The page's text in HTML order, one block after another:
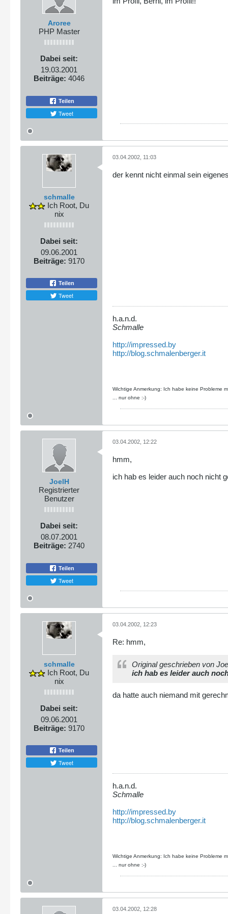
Aroree
PHP Master
Dabei seit:
19.03.2001
Beiträge: 4046
Teilen
Tweet
schmalle
Ich Root, Du
nix
Dabei seit:
09.06.2001
Beiträge: 9170
Teilen
Tweet
03.04.2002, 11:03
der kennt nicht einmal sein
h.a.n.d.
Schmalle
http://impressed.by
http://blog.schmalenberger.it
Wichtige Anmerkung: Ich habe keine Probleme
... nur ohne :-)
JoelH
Registrierter
Benutzer
Dabei seit:
08.07.2001
Beiträge: 2740
Teilen
Tweet
03.04.2002, 12:22
hmm,
ich hab es leider auch noch nicht
schmalle
Ich Root, Du
nix
Dabei seit:
09.06.2001
Beiträge: 9170
Teilen
Tweet
03.04.2002, 12:23
Re: hmm,
Original geschrieben von
ich hab es leider auch
da hatte auch niemand mit
h.a.n.d.
Schmalle
http://impressed.by
http://blog.schmalenberger.it
Wichtige Anmerkung: Ich habe keine Probleme
... nur ohne :-)
03.04.2002, 12:28